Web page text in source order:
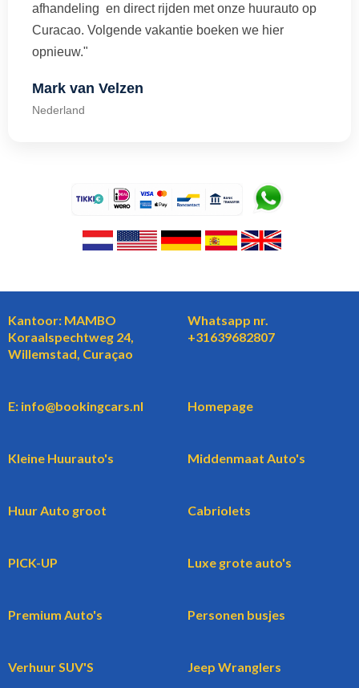
afhandeling en direct rijden met onze huurauto op
Curacao. Volgende vakantie boeken we hier
opnieuw."
Mark van Velzen
Nederland
Kantoor: MAMBO
Koraalspechtweg 24,
Willemstad, Curaçao
Whatsapp nr.
+31639682807
E: info@bookingcars.nl Homepage
Kleine Huurauto's Middenmaat Auto's
Huur Auto groot Cabriolets
PICK-UP Luxe grote auto's
Premium Auto's Personen busjes
Verhuur SUV'S Jeep Wranglers